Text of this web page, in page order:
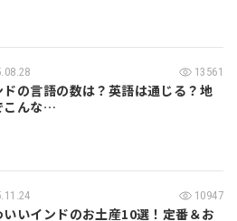
13561
ドの言語の数は？英語は通じる？地
こんな…
10947
いいインドのお土産10選！定番＆お